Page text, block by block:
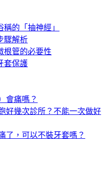
的「抽神經」
驟解析
根管的必要性
套保護
會痛嗎？
好幾次診所？不能一次做好
了，可以不裝牙套嗎？